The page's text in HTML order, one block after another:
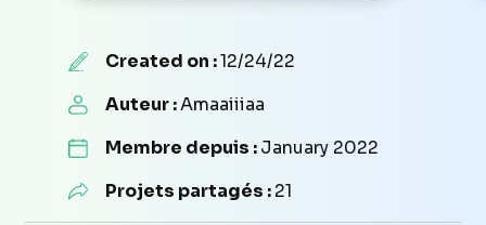
Created on :12/24/22
Auteur :Amaaiiiaa
Membre depuis :January 2022
Projets partagés :21